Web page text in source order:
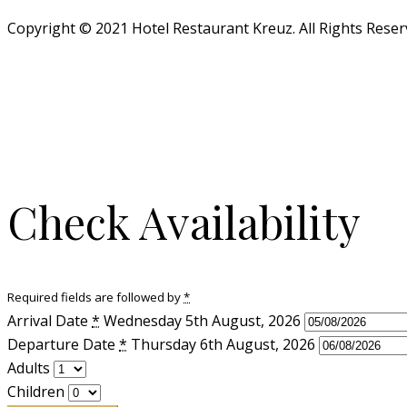
Copyright © 2021 Hotel Restaurant Kreuz. All Rights
Check Availability
Required fields are followed by*
Arrival Date * Wednesday 5th August, 2026
Departure Date * Thursday 6th August, 2026
Adults
Children